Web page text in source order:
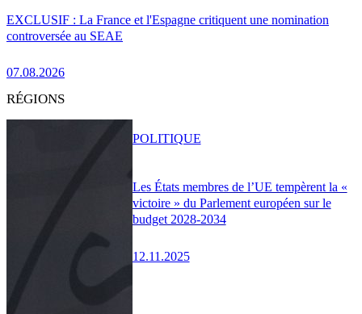
EXCLUSIF : La France et l'Espagne critiquent une nomination
controversée au SEAE
07.08.2026
RÉGIONS
Les États membres de l’UE tempèrent la «
victoire » du Parlement européen sur le
budget 2028-2034
12.11.2025
POLITIQUE